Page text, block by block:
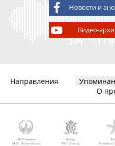
Новости и
Видео-
Направления
О
МГУ имени
М.В. Ломоносова
Фонд
AVC Charity
Михаила